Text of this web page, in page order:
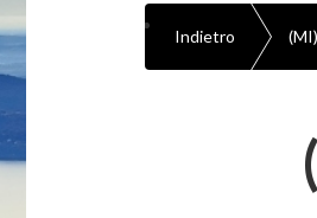
Indietro